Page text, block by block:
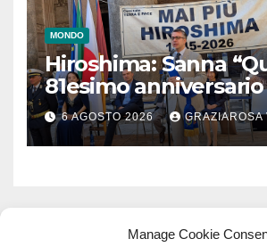
Manage Cookie
MONDO
Hiroshima: Sanna
81esimo
monito per tutti”
6 AGOSTO 2026 GRAZIAROSA